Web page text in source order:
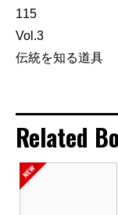
115
Vol.3
伝統を知る道具
Related